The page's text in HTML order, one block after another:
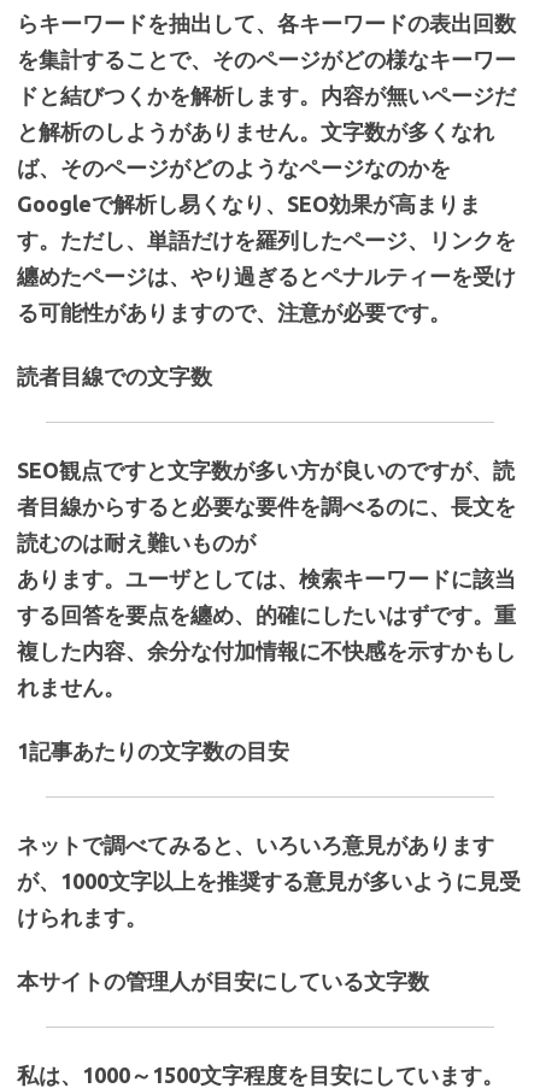
らキーワードを抽出して、各キーワードの表出回数
を集計することで、そのページがどの様なキーワー
ドと結びつくかを解析します。内容が無いページだ
と解析のしようがありません。文字数が多くなれ
ば、そのページがどのようなページなのかを
Googleで解析し易くなり、SEO効果が高まりま
す。ただし、単語だけを羅列したページ、リンクを
纏めたページは、やり過ぎるとペナルティーを受け
る可能性がありますので、注意が必要です。
読者目線での文字数
SEO観点ですと文字数が多い方が良いのですが、読
者目線からすると必要な要件を調べるのに、長文を
読むのは耐え難いものが
あります。ユーザとしては、検索キーワードに該当
する回答を要点を纏め、的確にしたいはずです。重
複した内容、余分な付加情報に不快感を示すかもし
れません。
1記事あたりの文字数の目安
ネットで調べてみると、いろいろ意見があります
が、1000文字以上を推奨する意見が多いように見受
けられます。
本サイトの管理人が目安にしている文字数
私は、1000～1500文字程度を目安にしています。